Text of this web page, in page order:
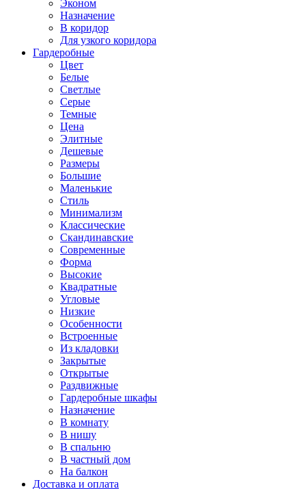
Эконом
Назначение
В коридор
Для узкого коридора
Гардеробные
Цвет
Белые
Светлые
Серые
Темные
Цена
Элитные
Дешевые
Размеры
Большие
Маленькие
Стиль
Минимализм
Классические
Скандинавские
Современные
Форма
Высокие
Квадратные
Угловые
Низкие
Особенности
Встроенные
Из кладовки
Закрытые
Открытые
Раздвижные
Гардеробные шкафы
Назначение
В комнату
В нишу
В спальню
В частный дом
На балкон
Доставка и оплата